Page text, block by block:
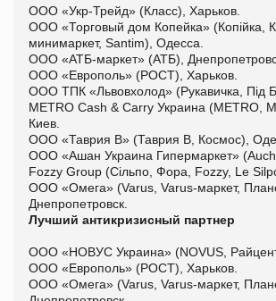
ООО «Укр-Трейд» (Класс), Харьков.
ООО «Торговый дом Копейка» (Копійка,
минимаркет, Santim), Одесса.
ООО «АТБ-маркет» (АТБ),
ООО «Европоль» (РОСТ), Харьков.
ООО ТПК «Львовхолод» (Рукавичка, Під
METRO Cash & Carry Украина (METRO,
Киев.
ООО «Таврия В» (Таврия В, Космос),
ООО «Ашан Украина Гипермаркет»
Fozzy Group (Сільпо, Фора, Fozzy, Le
ООО «Омега» (Varus, Varus-маркет,
Днепропетровск.
Лучший антикризисный партнер
ООО «НОВУС Украина» (NOVUS,
ООО «Европоль» (РОСТ), Харьков.
ООО «Омега» (Varus, Varus-маркет,